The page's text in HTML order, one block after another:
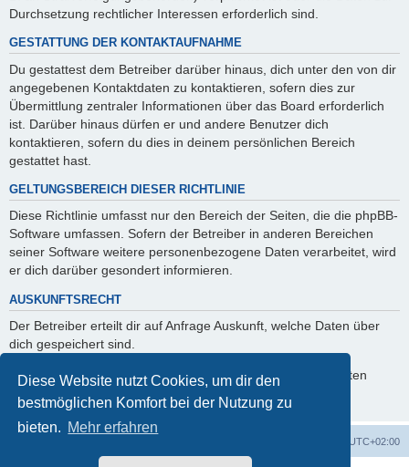
Diese Website nutzt Cookies, um dir den
bestmöglichen Komfort bei der Nutzung zu
bieten. Mehr erfahren
Durchsetzung rechtlicher Interessen erforderlich sind.
GESTATTUNG DER KONTAKTAUFNAHME
Du gestattest dem Betreiber darüber hinaus, dich unter den von dir
angegebenen Kontaktdaten zu kontaktieren, sofern dies zur
Übermittlung zentraler Informationen über das Board erforderlich
ist. Darüber hinaus dürfen er und andere Benutzer dich
kontaktieren, sofern du dies in deinem persönlichen Bereich
gestattet hast.
GELTUNGSBEREICH DIESER RICHTLINIE
Diese Richtlinie umfasst nur den Bereich der Seiten, die die phpBB-
Software umfassen. Sofern der Betreiber in anderen Bereichen
seiner Software weitere personenbezogene Daten verarbeitet, wird
er dich darüber gesondert informieren.
AUSKUNFTSRECHT
Der Betreiber erteilt dir auf Anfrage Auskunft, welche Daten über
dich gespeichert sind.
Du kannst jederzeit die Löschung bzw. Sperrung deiner Daten
verlangen. Kontaktiere hierzu bitte den Betreiber.
UTC+02:00